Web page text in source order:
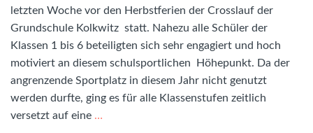
letzten Woche vor den Herbstferien der Crosslauf der
Grundschule Kolkwitz statt. Nahezu alle Schüler der
Klassen 1 bis 6 beteiligten sich sehr engagiert und hoch
motiviert an diesem schulsportlichen Höhepunkt. Da der
angrenzende Sportplatz in diesem Jahr nicht genutzt
werden durfte, ging es für alle Klassenstufen zeitlich
versetzt auf eine …